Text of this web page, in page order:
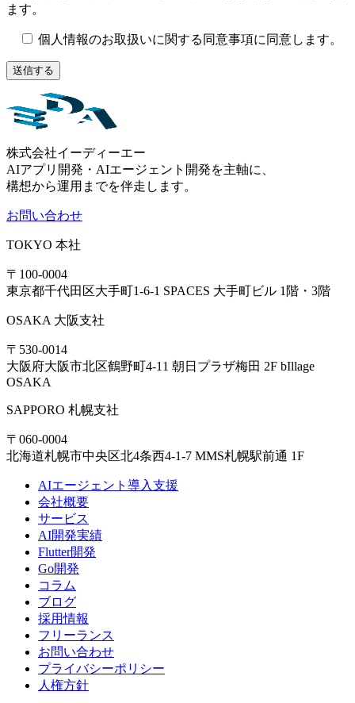
ます。
個人情報のお取扱いに関する同意事項に同意します。
株式会社イーディーエー
AIアプリ開発・AIエージェント開発を主軸に、
構想から運用までを伴走します。
お問い合わせ
TOKYO 本社
〒100-0004
東京都千代田区大手町1-6-1 SPACES 大手町ビル 1階・3階
OSAKA 大阪支社
〒530-0014
大阪府大阪市北区鶴野町4-11 朝日プラザ梅田 2F bIllage
OSAKA
SAPPORO 札幌支社
〒060-0004
北海道札幌市中央区北4条西4-1-7 MMS札幌駅前通 1F
AIエージェント導入支援
会社概要
サービス
AI開発実績
Flutter開発
Go開発
コラム
ブログ
採用情報
フリーランス
お問い合わせ
プライバシーポリシー
人権方針